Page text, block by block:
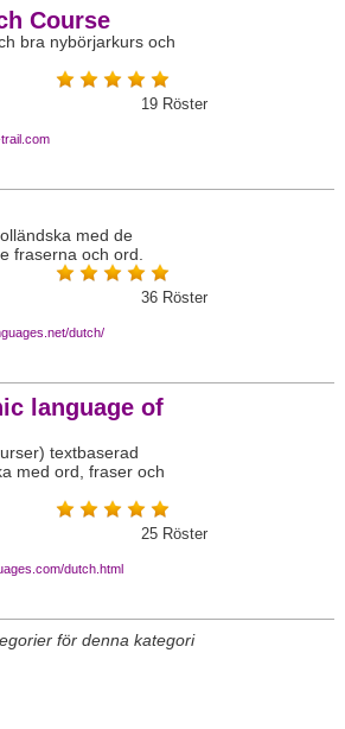
Course
bra nybörjarkurs och
19 Röster
med de
fraserna och ord.
36 Röster
dutch/
language of
textbaserad
med ord, fraser och
25 Röster
dutch.html
för denna kategori